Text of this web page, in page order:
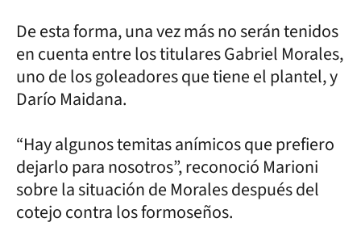
De esta forma, una vez más no serán tenidos
en cuenta entre los titulares Gabriel Morales,
uno de los goleadores que tiene el plantel, y
Darío Maidana.
“Hay algunos temitas anímicos que prefiero
dejarlo para nosotros”, reconoció Marioni
sobre la situación de Morales después del
cotejo contra los formoseños.